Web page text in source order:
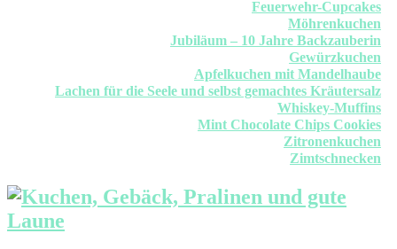
Feuerwehr-Cupcakes
Möhrenkuchen
Jubiläum – 10 Jahre Backzauberin
Gewürzkuchen
Apfelkuchen mit Mandelhaube
Lachen für die Seele und selbst gemachtes Kräutersalz
Whiskey-Muffins
Mint Chocolate Chips Cookies
Zitronenkuchen
Zimtschnecken